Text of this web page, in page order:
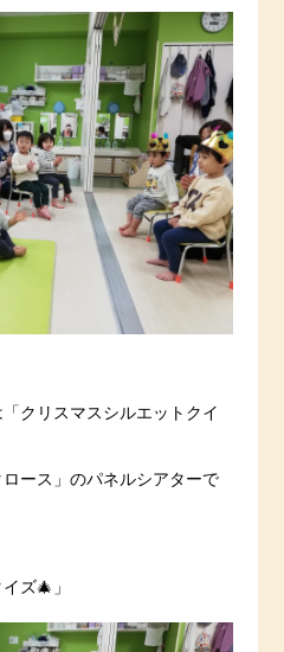
クリスマスシルエットクイ
ロース」のパネルシアターで
ズ🎄」